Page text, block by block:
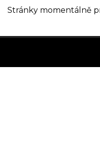
Stránky momentálně